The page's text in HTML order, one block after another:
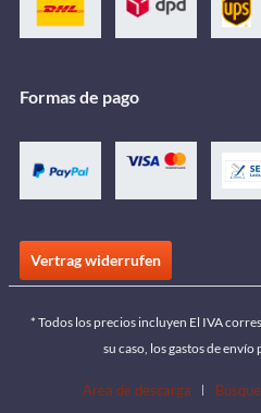
Formas de pago
Vertrag widerrufen
* Todos los precios incluyen El IVA
su caso, los gastos de
Área de descarga